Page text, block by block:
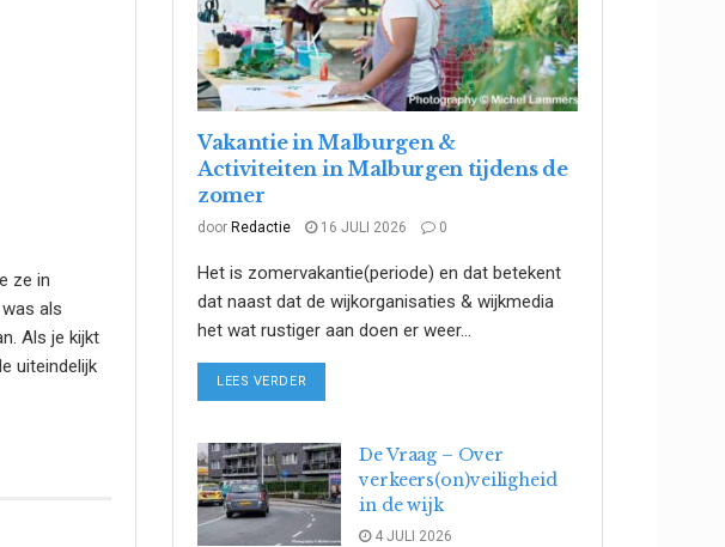
ze in
als
Als je kijkt
uiteindelijk
Vakantie in Malburgen &
Activiteiten in Malburgen tijdens de
zomer
door Redactie 16 JULI 2026 0
Het is zomervakantie(periode) en dat betekent
dat naast dat de wijkorganisaties & wijkmedia
het wat rustiger aan doen er weer...
LEES VERDER
De Vraag – Over
verkeers(on)veiligheid
in de wijk
4 JULI 2026